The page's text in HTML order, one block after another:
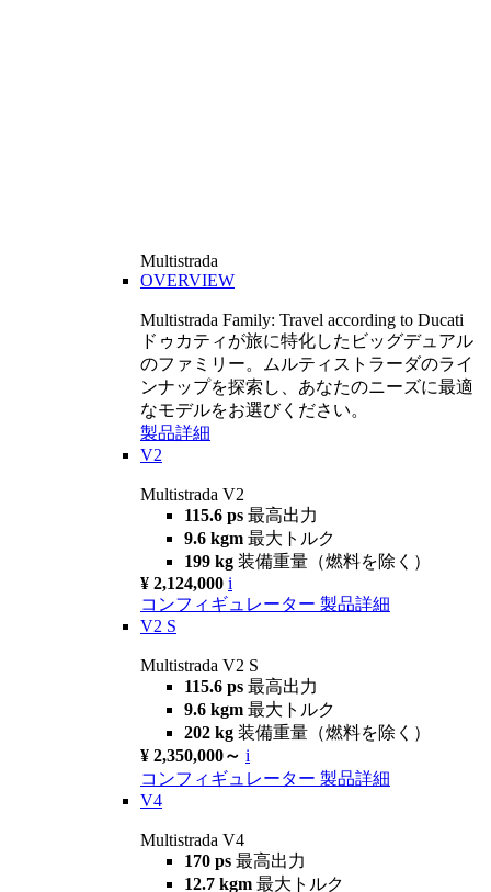
Multistrada
OVERVIEW
Multistrada Family: Travel according to Ducati
ドゥカティが旅に特化したビッグデュアル
のファミリー。ムルティストラーダのライ
ンナップを探索し、あなたのニーズに最適
なモデルをお選びください。
製品詳細
V2
Multistrada V2
115.6 ps 最高出力
9.6 kgm 最大トルク
199 kg 装備重量（燃料を除く）
¥ 2,124,000 i
コンフィギュレーター 製品詳細
V2 S
Multistrada V2 S
115.6 ps 最高出力
9.6 kgm 最大トルク
202 kg 装備重量（燃料を除く）
¥ 2,350,000～ i
コンフィギュレーター 製品詳細
V4
Multistrada V4
170 ps 最高出力
12.7 kgm 最大トルク